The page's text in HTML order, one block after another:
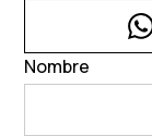
Nombre